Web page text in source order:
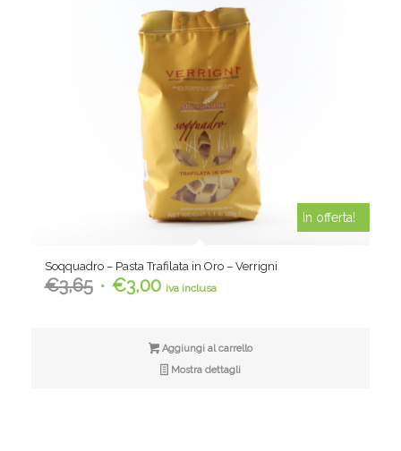
Soqquadro – Pasta Trafilata in Oro – Verrigni
€3,65 Il €3,00Il
è:
€3,00.
iva inclusa
In offerta!
Aggiungi al carrello
Mostra dettagli